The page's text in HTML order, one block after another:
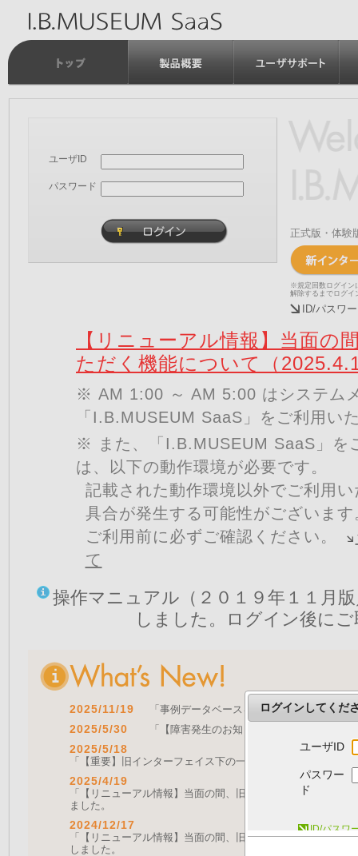
ユーザID
パスワード
正式版・体験
※規定回数ログイン
解除するまでログイ
ID/パスワ
【リニューアル情報】当面の
ただく機能について（
※ AM 1:00 ～ AM 5:00 はシステム
「I.B.MUSEUM SaaS」をご利用い
※ また、「I.B.MUSEUM SaaS」を
は、以下の動作環境が必要です。
記載された動作環境以外でご利用
具合が発生する可能性がございます
ご利用前に必ずご確認ください。
て
操作マニュアル（２０１９年１１月
しました。ログイン後に
2025/11/19 「事例データベースを公開しました」 をア
2025/5/30 「【障害発生のお知らせ｜復旧済み】Web
2025/5/18
「【重要】旧インターフェイス下の一部機能の停止につい
2025/4/19
「【リニューアル情報】当面の間、旧画面をご利用いただ
ました。
2024/12/17
「【リニューアル情報】当面の間、旧画面をご利用いただ
しました。
ログインしてくだ
ユーザID
パスワー
ド
ID/パスワ